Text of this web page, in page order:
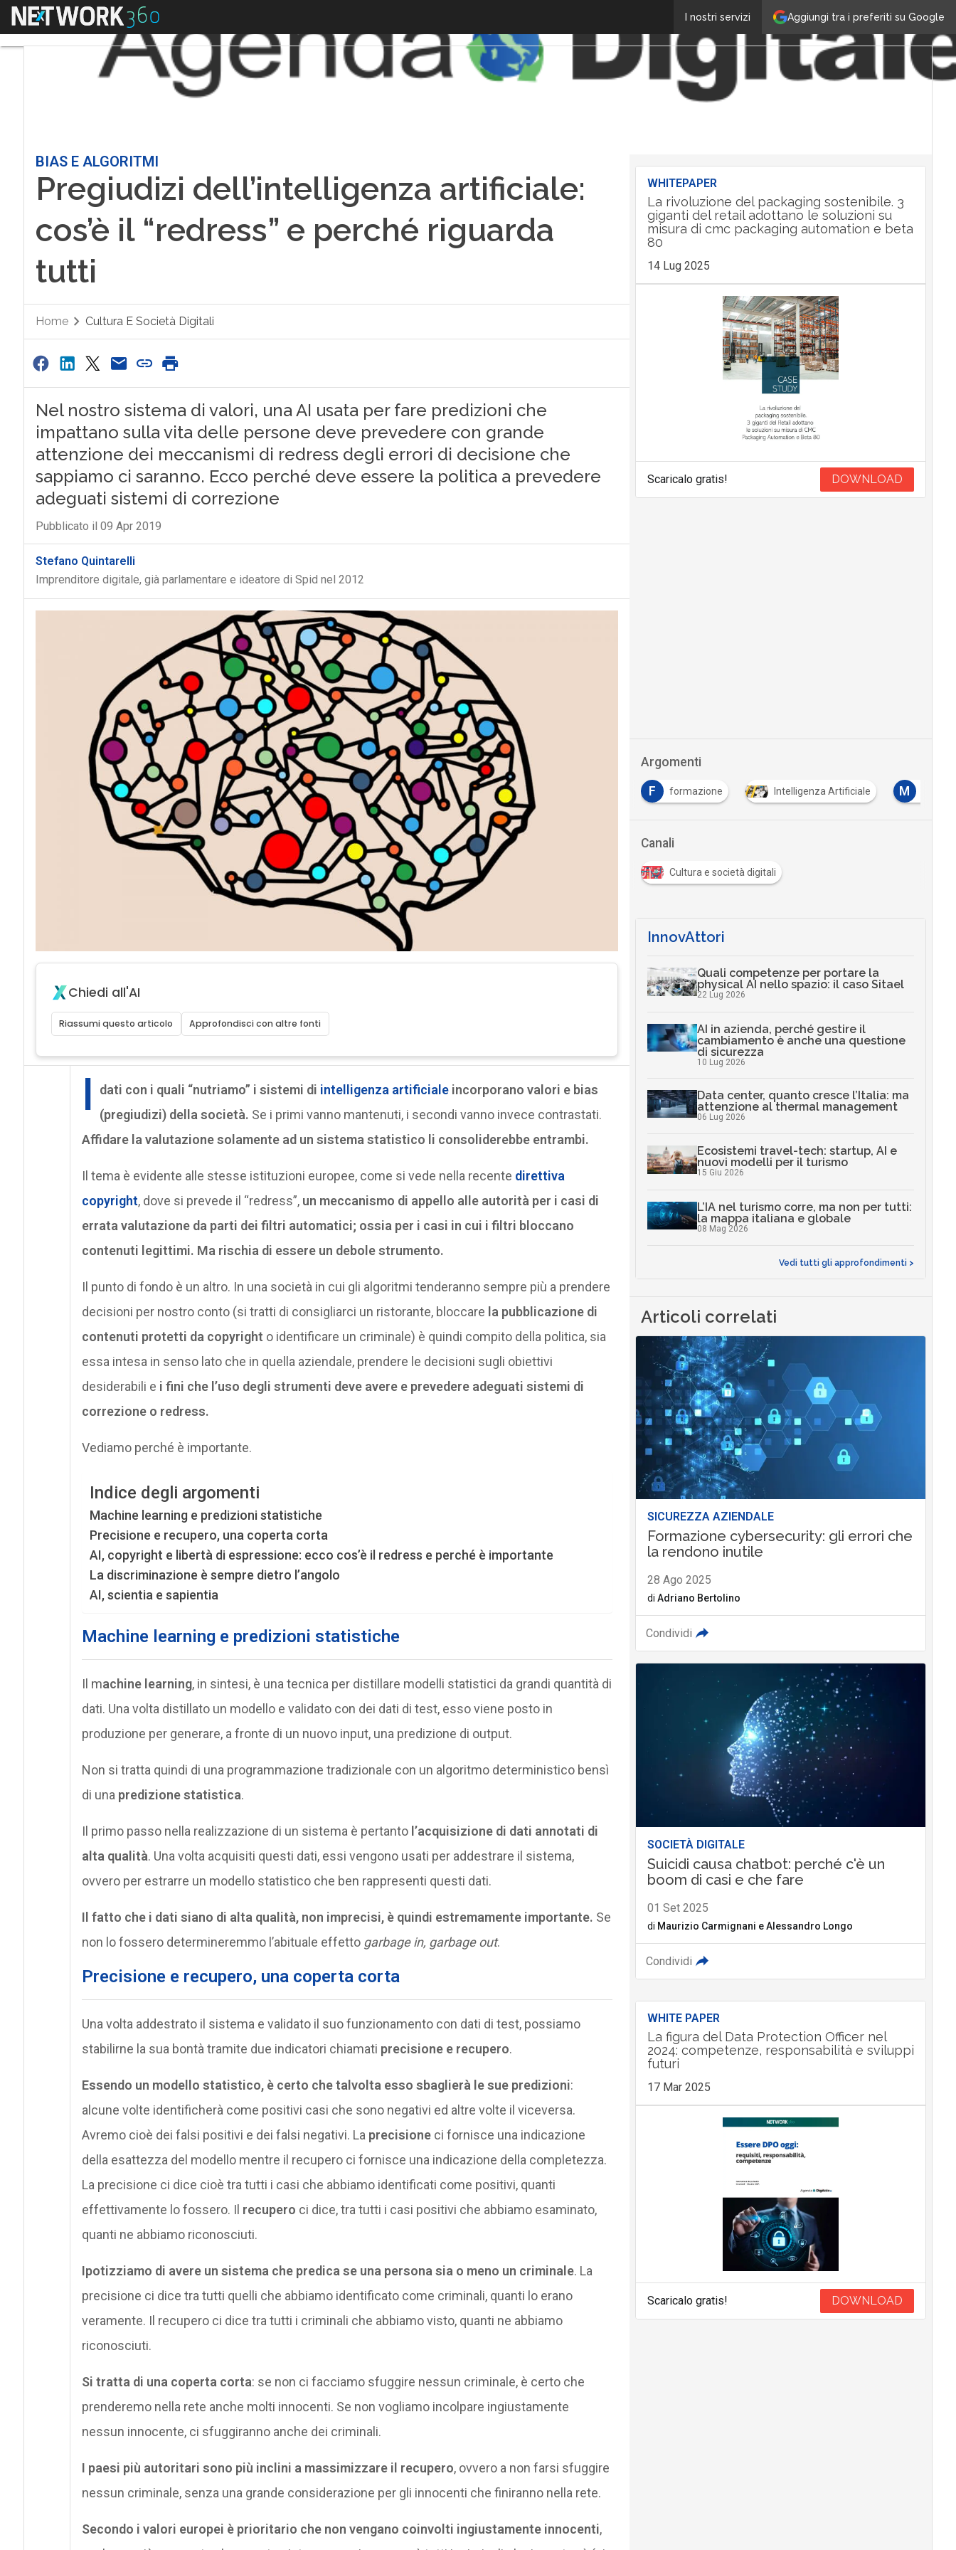
Aggiungi tra i preferiti su Google
I nostri servizi
Menu
BIAS E ALGORITMI
Pregiudizi dell’intelligenza artificiale:
cos’è il “redress” e perché riguarda
tutti
Home Cultura E Società Digitali
Nel nostro sistema di valori, una AI usata per fare predizioni che
impattano sulla vita delle persone deve prevedere con grande
attenzione dei meccanismi di redress degli errori di decisione che
sappiamo ci saranno. Ecco perché deve essere la politica a prevedere
adeguati sistemi di correzione
Pubblicato il 09 Apr 2019
Stefano Quintarelli
Imprenditore digitale, già parlamentare e ideatore di Spid nel 2012
Chiedi all'AI
Riassumi questo articolo Approfondisci con altre fonti
I dati con i quali “nutriamo” i sistemi di intelligenza artificialeincorporano valori e bias
(pregiudizi) della società. Se i primi vanno mantenuti, i secondi vanno invece contrastati.
Affidare la valutazione solamente ad un sistema statistico li consoliderebbe entrambi.
Il tema è evidente alle stesse istituzioni europee, come si vede nella recente direttiva
copyright, dove si prevede il “redress”, un meccanismo di appello alle autorità per i casi di
errata valutazione da parti dei filtri automatici; ossia per i casi in cui i filtri bloccano
contenuti legittimi. Ma rischia di essere un debole strumento.
Il punto di fondo è un altro. In una società in cui gli algoritmi tenderanno sempre più a prendere
decisioni per nostro conto (si tratti di consigliarci un ristorante, bloccare la pubblicazione di
contenuti protetti da copyright o identificare un criminale) è quindi compito della politica, sia
essa intesa in senso lato che in quella aziendale, prendere le decisioni sugli obiettivi
desiderabili e i fini che l’uso degli strumenti deve avere e prevedere adeguati sistemi di
correzione o redress.
Vediamo perché è importante.
Indice degli argomenti
Machine learning e predizioni statistiche
Precisione e recupero, una coperta corta
AI, copyright e libertà di espressione: ecco cos’è il redress e perché è importante
La discriminazione è sempre dietro l’angolo
AI, scientia e sapientia
Machine learning e predizioni statistiche
Il machine learning, in sintesi, è una tecnica per distillare modelli statistici da grandi quantità di
dati. Una volta distillato un modello e validato con dei dati di test, esso viene posto in
produzione per generare, a fronte di un nuovo input, una predizione di output.
Non si tratta quindi di una programmazione tradizionale con un algoritmo deterministico bensì
di una predizione statistica.
Il primo passo nella realizzazione di un sistema è pertanto l’acquisizione di dati annotati di
alta qualità. Una volta acquisiti questi dati, essi vengono usati per addestrare il sistema,
ovvero per estrarre un modello statistico che ben rappresenti questi dati.
Il fatto che i dati siano di alta qualità, non imprecisi, è quindi estremamente importante. Se
non lo fossero determineremmo l’abituale effetto garbage in, garbage out.
Precisione e recupero, una coperta corta
Una volta addestrato il sistema e validato il suo funzionamento con dati di test, possiamo
stabilirne la sua bontà tramite due indicatori chiamati precisione e recupero.
Essendo un modello statistico, è certo che talvolta esso sbaglierà le sue predizioni:
alcune volte identificherà come positivi casi che sono negativi ed altre volte il viceversa.
Avremo cioè dei falsi positivi e dei falsi negativi. La precisioneci fornisce una indicazione
della esattezza del modello mentre il recupero ci fornisce una indicazione della completezza.
La precisione ci dice cioè tra tutti i casi che abbiamo identificati come positivi, quanti
effettivamente lo fossero. Il recupero ci dice, tra tutti i casi positivi che abbiamo esaminato,
quanti ne abbiamo riconosciuti.
Ipotizziamo di avere un sistema che predica se una persona sia o meno un criminale. La
precisione ci dice tra tutti quelli che abbiamo identificato come criminali, quanti lo erano
veramente. Il recupero ci dice tra tutti i criminali che abbiamo visto, quanti ne abbiamo
riconosciuti.
Si tratta di una coperta corta: se non ci facciamo sfuggire nessun criminale, è certo che
prenderemo nella rete anche molti innocenti. Se non vogliamo incolpare ingiustamente
nessun innocente, ci sfuggiranno anche dei criminali.
I paesi più autoritari sono più inclini a massimizzare il recupero, ovvero a non farsi sfuggire
nessun criminale, senza una grande considerazione per gli innocenti che finiranno nella rete.
Secondo i valori europei è prioritario che non vengano coinvolti ingiustamente innocenti,
WHITEPAPER
La rivoluzione del packaging sostenibile. 3
giganti del retail adottano le soluzioni su
misura di cmc packaging automation e beta
80
14 Lug 2025
Scaricalo gratis! DOWNLOAD
Argomenti
F formazione Intelligenza Artificiale M
Canali
Cultura e società digitali
InnovAttori
Quali competenze per portare la
physical AI nello spazio: il caso Sitael
22 Lug 2026
AI in azienda, perché gestire il
cambiamento è anche una questione
di sicurezza
10 Lug 2026
Data center, quanto cresce l’Italia: ma
attenzione al thermal management
06 Lug 2026
Ecosistemi travel-tech: startup, AI e
nuovi modelli per il turismo
15 Giu 2026
L’IA nel turismo corre, ma non per tutti:
la mappa italiana e globale
08 Mag 2026
Vedi tutti gli approfondimenti >
Articoli correlati
SICUREZZA AZIENDALE
Formazione cybersecurity: gli errori che
la rendono inutile
28 Ago 2025
di Adriano Bertolino
Condividi
SOCIETÀ DIGITALE
Suicidi causa chatbot: perché c'è un
boom di casi e che fare
01 Set 2025
di Maurizio Carmignani eAlessandro Longo
Condividi
WHITE PAPER
La figura del Data Protection Officer nel
2024: competenze, responsabilità e sviluppi
futuri
17 Mar 2025
Scaricalo gratis! DOWNLOAD